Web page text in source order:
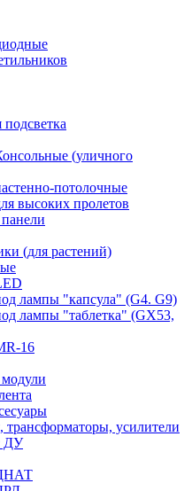
(уличного
потолочные
высоких пролетов
(для растений)
лампы "капсула" (G4. G9)
лампы "таблетка" (GX53,
16
трансформаторы, усилители
ДУ